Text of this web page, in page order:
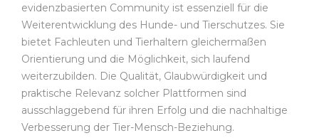
evidenzbasierten Community ist essenziell für die
Weiterentwicklung des Hunde- und Tierschutzes. Sie
bietet Fachleuten und Tierhaltern gleichermaßen
Orientierung und die Möglichkeit, sich laufend
weiterzubilden. Die Qualität, Glaubwürdigkeit und
praktische Relevanz solcher Plattformen sind
ausschlaggebend für ihren Erfolg und die nachhaltige
Verbesserung der Tier-Mensch-Beziehung.